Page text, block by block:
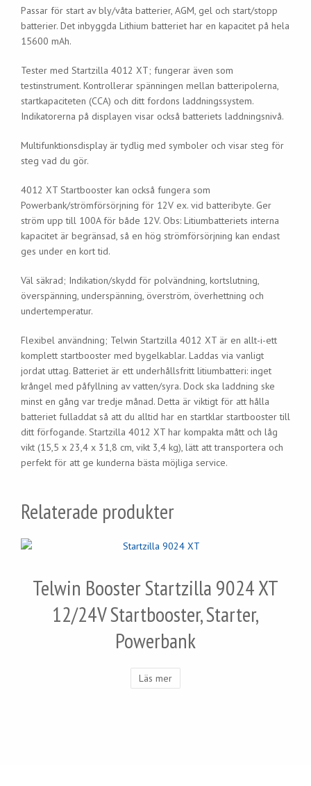
Passar för start av bly/våta batterier, AGM, gel och start/stopp
batterier. Det inbyggda Lithium batteriet har en kapacitet på hela
15600 mAh.
Tester med Startzilla 4012 XT; fungerar även som
testinstrument. Kontrollerar spänningen mellan batteripolerna,
startkapaciteten (CCA) och ditt fordons laddningssystem.
Indikatorerna på displayen visar också batteriets laddningsnivå.
Multifunktionsdisplay är tydlig med symboler och visar steg för
steg vad du gör.
4012 XT Startbooster kan också fungera som
Powerbank/strömförsörjning för 12V ex. vid batteribyte. Ger
ström upp till 100A för både 12V. Obs: Litiumbatteriets interna
kapacitet är begränsad, så en hög strömförsörjning kan endast
ges under en kort tid.
Väl säkrad; Indikation/skydd för polvändning, kortslutning,
överspänning, underspänning, överström, överhettning och
undertemperatur.
Flexibel användning; Telwin Startzilla 4012 XT är en allt-i-ett
komplett startbooster med bygelkablar. Laddas via vanligt
jordat uttag. Batteriet är ett underhållsfritt litiumbatteri: inget
krångel med påfyllning av vatten/syra. Dock ska laddning ske
minst en gång var tredje månad. Detta är viktigt för att hålla
batteriet fulladdat så att du alltid har en startklar startbooster till
ditt förfogande. Startzilla 4012 XT har kompakta mått och låg
vikt (15,5 x 23,4 x 31,8 cm, vikt 3,4 kg), lätt att transportera och
perfekt för att ge kunderna bästa möjliga service.
Relaterade produkter
Telwin Booster Startzilla 9024 XT
12/24V Startbooster, Starter,
Powerbank
Läs mer